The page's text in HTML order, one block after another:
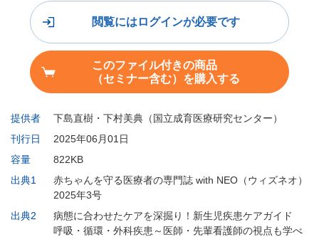
提供者
下島直樹・下村美典（国立成育医療研究センター）
刊行日
2025年06月01日
容量
822KB
出典1
赤ちゃんを守る医療者の専門誌 with NEO（ウィズネオ）
2025年3号
出典2
病態に合わせたケアを深掘り！新生児疾患ケアガイド
呼吸・循環・外科疾患～医師・先輩看護師の視点も学べ
閲覧にはログインが必要です
このファイル付きの商品
（セミナー含む）を購入する